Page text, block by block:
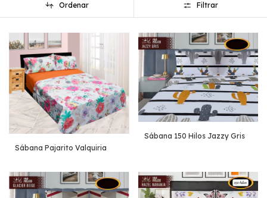
Ordenar Filtrar
Sábana Pajarito Valquiria
Sábana 150 Hilos Jazzy Gris